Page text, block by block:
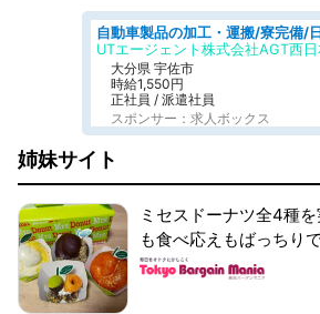
大分県 宇佐市
時給1,550円
正社員 / 派遣社員
スポンサー：求人ボックス
姉妹サイト
ミセスドーナツ全4種
も食べ応えもばっちりで